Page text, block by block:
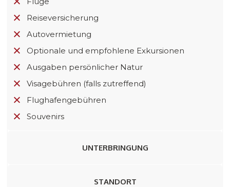
Reiseversicherung
Autovermietung
Optionale und empfohlene Exkursionen
Ausgaben persönlicher Natur
Visagebühren (falls zutreffend)
Flughafengebühren
Souvenirs
UNTERBRINGUNG
STANDORT